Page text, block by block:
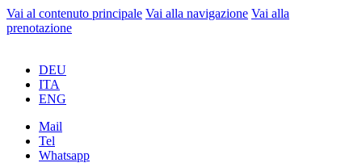
Vai al contenuto principale Vai alla navigazione Vai alla
prenotazione
DEU
ITA
ENG
Mail
Tel
Whatsapp